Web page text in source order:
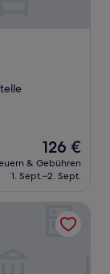
Der
Preis
beträgt
126 €
& Gebühren
1. Sept.–2. Sept.